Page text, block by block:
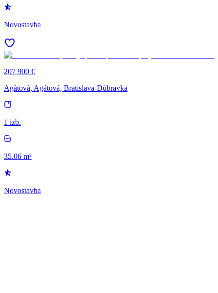
Novostavba
207 900 €
Agátová, Agátová, Bratislava-Dúbravka
1 izb.
35.06 m²
Novostavba